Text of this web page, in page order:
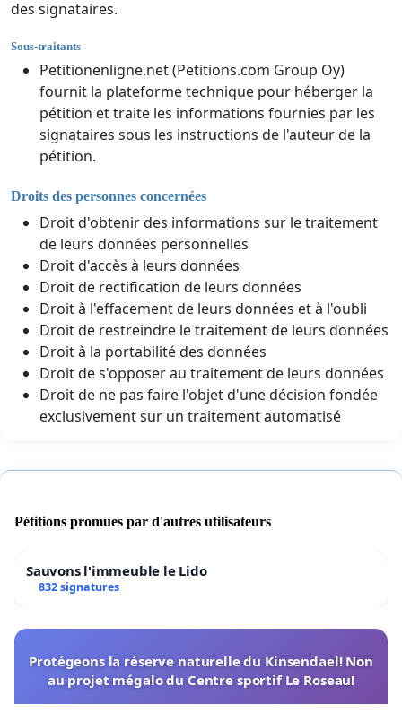
des signataires.
Sous-traitants
Petitionenligne.net (Petitions.com Group Oy)
fournit la plateforme technique pour héberger la
pétition et traite les informations fournies par les
signataires sous les instructions de l'auteur de la
pétition.
Droits des personnes concernées
Droit d'obtenir des informations sur le traitement
de leurs données personnelles
Droit d'accès à leurs données
Droit de rectification de leurs données
Droit à l'effacement de leurs données et à l'oubli
Droit de restreindre le traitement de leurs données
Droit à la portabilité des données
Droit de s'opposer au traitement de leurs données
Droit de ne pas faire l'objet d'une décision fondée
exclusivement sur un traitement automatisé
Pétitions promues par d'autres utilisateurs
Sauvons l'immeuble le Lido
832 signatures
Protégeons la réserve naturelle du Kinsendael! Non
au projet mégalo du Centre sportif Le Roseau!